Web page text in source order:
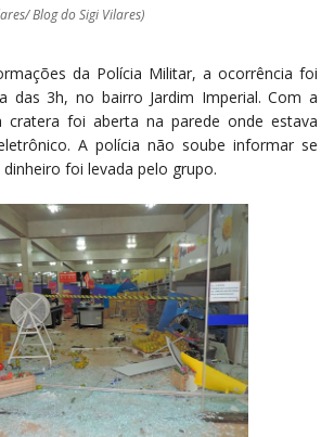
Blog do Sigi Vilares)
da Polícia Militar, a ocorrência foi
das 3h, no bairro Jardim Imperial. Com a
cratera foi aberta na parede onde estava
A polícia não soube informar se
foi levada pelo grupo.